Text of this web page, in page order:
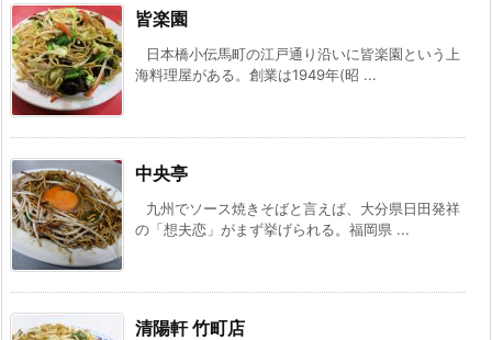
皆楽園
日本橋小伝馬町の江戸通り沿いに皆楽園という上
海料理屋がある。創業は1949年(昭 ...
中央亭
九州でソース焼きそばと言えば、大分県日田発祥
の「想夫恋」がまず挙げられる。福岡県 ...
清陽軒 竹町店